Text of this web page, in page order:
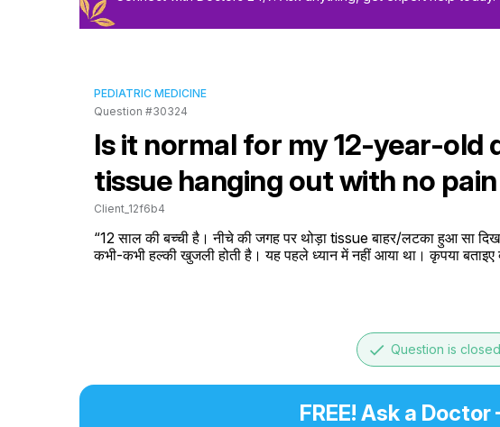
PEDIATRIC MEDICINE
Question #30324
Is it normal for my 12-year-old
tissue hanging out with no
Client_12f6b4
“12 साल की बच्ची है। नीचे की जगह पर थोड़ा tissue बाहर/लटका हुआ सा
कभी-कभी हल्की खुजली होती है। यह पहले ध्यान में नहीं आया था। कृपया बताइए
done Question is closed
FREE! Ask a